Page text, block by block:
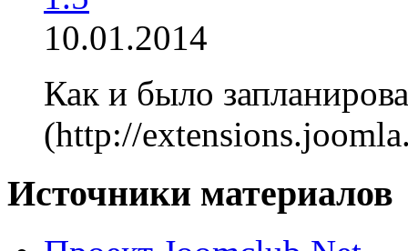
10.01.2014
Как и было
(http://
Источники материалов